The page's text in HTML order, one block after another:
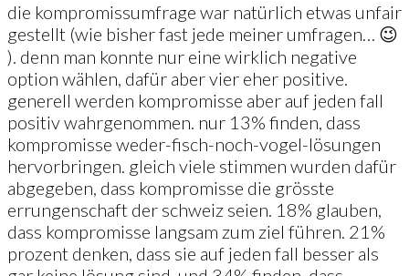
die kompromissumfrage war natürlich etwas unfair
gestellt (wie bisher fast jede meiner umfragen… 😉
). denn man konnte nur eine wirklich negative
option wählen, dafür aber vier eher positive.
generell werden kompromisse aber auf jeden fall
positiv wahrgenommen. nur 13% finden, dass
kompromisse weder-fisch-noch-vogel-lösungen
hervorbringen. gleich viele stimmen wurden dafür
abgegeben, dass kompromisse die grösste
errungenschaft der schweiz seien. 18% glauben,
dass kompromisse langsam zum ziel führen. 21%
prozent denken, dass sie auf jeden fall besser als